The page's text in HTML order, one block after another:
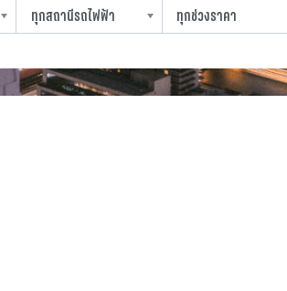
ทุกสถานีรถไฟฟ้า
ทุกช่วงราคา